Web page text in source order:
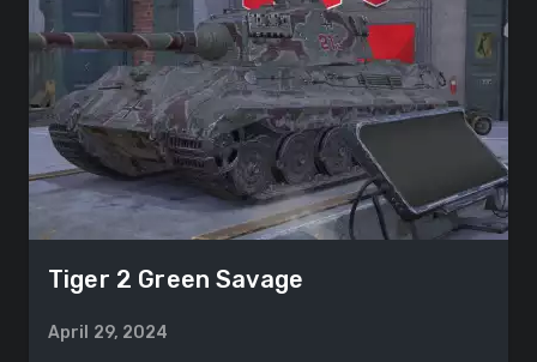
Tiger 2 Green Savage
April 29, 2024